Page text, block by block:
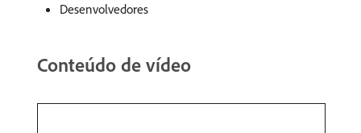
Desenvolvedores
Conteúdo de vídeo